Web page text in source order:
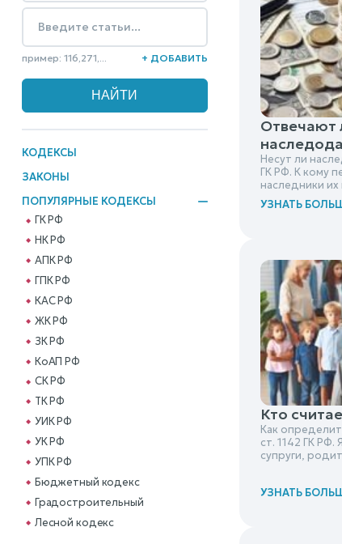
пример: 116,271,... + ДОБАВИТЬ
КОДЕКСЫ
ЗАКОНЫ
ПОПУЛЯРНЫЕ КОДЕКСЫ
ГК РФ
НК РФ
АПК РФ
ГПК РФ
КАС РФ
ЖК РФ
ЗК РФ
КоАП РФ
СК РФ
ТК РФ
УИК РФ
УК РФ
УПК РФ
Бюджетный кодекс
Градостроительный
Лесной кодекс
Отвечают
Несут ли
ГК РФ. К кому
наследники
УЗНАТЬ
Кто
Как
ст. 1142 ГК
супруги,
УЗНАТЬ